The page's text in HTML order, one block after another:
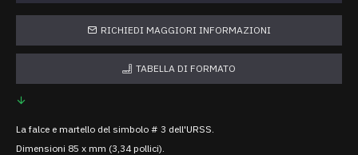
RICHIEDI MAGGIORI INFORMAZIONI
TABELLA DI FORMATO
La falce e martello del simbolo # 3 dell'URSS.
Dimensioni 85 x mm (3,34 pollici).